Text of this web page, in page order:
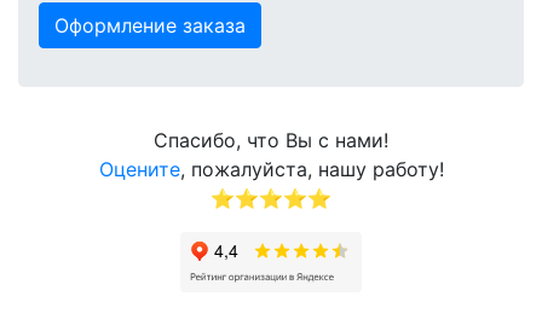
Оформление заказа
Спасибо, что Вы с нами!
Оцените, пожалуйста, нашу работу!
⭐⭐⭐⭐⭐